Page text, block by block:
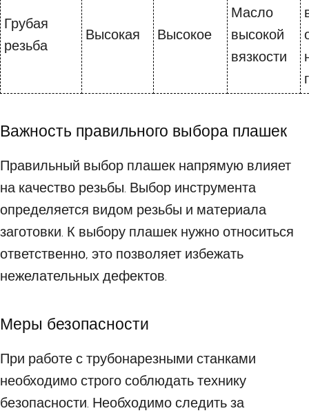
Грубая
резьба
Высокая Высокое
Масло
высокой
вязкости
Важность правильного выбора плашек
Правильный выбор плашек напрямую влияет
на качество резьбы. Выбор инструмента
определяется видом резьбы и материала
заготовки. К выбору плашек нужно относиться
ответственно, это позволяет избежать
нежелательных дефектов.
Меры безопасности
При работе с трубонарезными станками
необходимо строго соблюдать технику
безопасности. Необходимо следить за